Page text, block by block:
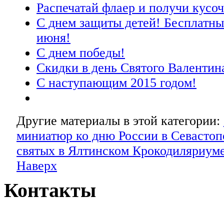
Распечатай флаер и получи
С днем защиты детей!
июня!
С днем победы!
Скидки в день Святого
С наступающим 2015 годом!
Другие материалы в этой категории:
миниатюр ко дню России в
святых в Ялтинском
Наверх
Контакты